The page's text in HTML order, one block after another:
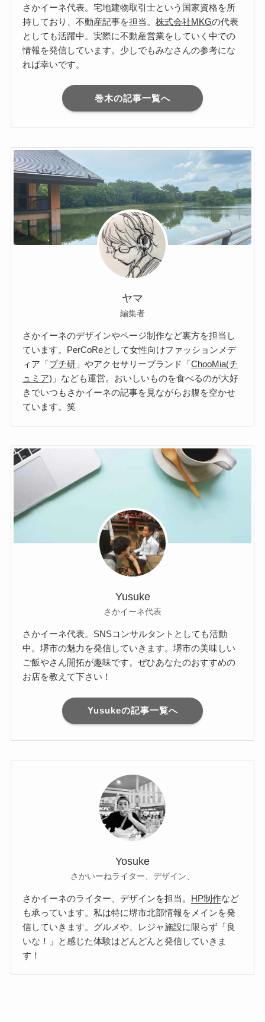
さかイーネ代表。宅地建物取引士という国家資格を所
持しており、不動産記事を担当。株式会社MKGの代表
としても活躍中。実際に不動産営業をしていく中での
情報を発信しています。少しでもみなさんの参考にな
れば幸いです。
巻木の記事一覧へ
ヤマ
編集者
さかイーネのデザインやページ制作など裏方を担当し
ています。
PerCoReとして女性向けファッションメデ
ィア「 プチ研 」やアクセサリーブランド「ChooMia(チ
ュミア) 」なども運営。おいしいものを食べるのが大好
きでいつもさかイーネの記事を見ながらお腹を空かせ
ています。笑
Yusuke
さかイーネ代表
さかイーネ代表。SNSコンサルタントとしても活動
中。堺市の魅力を発信していきます。堺市の美味しい
ご飯やさん開拓が趣味です。ぜひあなたのおすすめの
お店を教えて下さい！
Yusukeの記事一覧へ
Yosuke
さかいーねライター、デザイン、
さかイーネのライター、デザインを担当。 HP制作など
も承っています。私は特に堺市北部情報をメインを発
信していきます。グルメや、レジャ施設に限らず「良
いな！」と感じた体験はどんどんと発信していきま
す！